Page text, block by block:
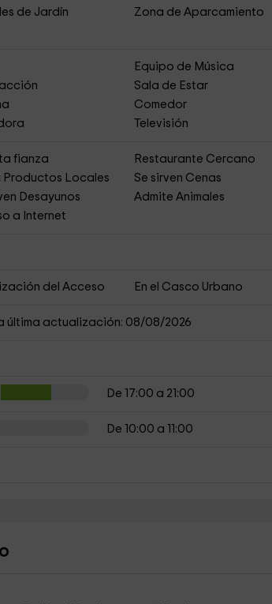
de Jardín
Zona de Aparcamiento
Equipo de Música
Sala de Estar
Comedor
Televisión
fianza
Restaurante Cercano
Productos Locales
Se sirven Cenas
Desayunos
Admite Animales
a Internet
del Acceso En el Casco Urbano
última actualización: 08/08/2026
De 17:00 a 21:00
De 10:00 a 11:00